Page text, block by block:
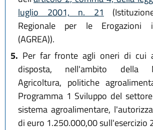
luglio 2001, n. 21
Regionale per le Erogazioni
(AGREA)).
5. Per far fronte agli oneri di cui
disposta, nell'ambito della
Agricoltura, politiche
Programma 1 Sviluppo del
sistema agroalimentare,
di euro 1.250.000,00 sull'esercizio